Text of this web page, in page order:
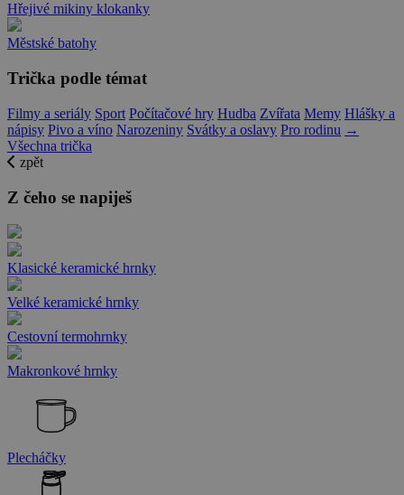
Hřejivé mikiny klokanky
Městské batohy
Trička podle témat
Filmy a seriály Sport Počítačové hry Hudba Zvířata Memy Hlášky a
nápisy Pivo a víno Narozeniny Svátky a oslavy Pro rodinu →
Všechna trička
zpět
Z čeho se napiješ
Klasické keramické hrnky
Velké keramické hrnky
Cestovní termohrnky
Makronkové hrnky
Plecháčky